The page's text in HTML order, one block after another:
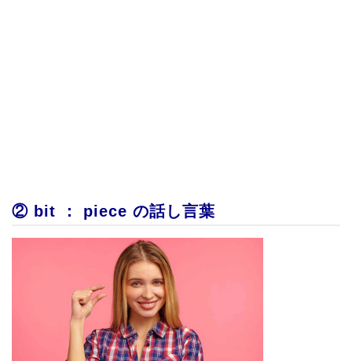
② bit ： piece の話し言葉